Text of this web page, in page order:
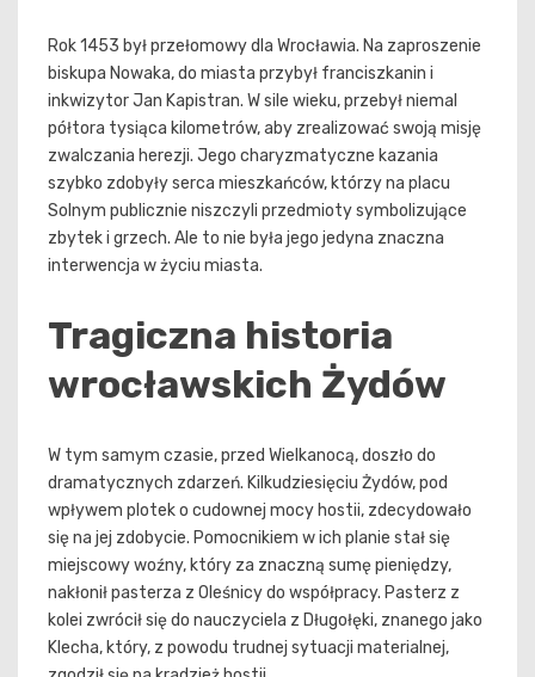
Rok 1453 był przełomowy dla Wrocławia. Na zaproszenie
biskupa Nowaka, do miasta przybył franciszkanin i
inkwizytor Jan Kapistran. W sile wieku, przebył niemal
półtora tysiąca kilometrów, aby zrealizować swoją misję
zwalczania herezji. Jego charyzmatyczne kazania
szybko zdobyły serca mieszkańców, którzy na placu
Solnym publicznie niszczyli przedmioty symbolizujące
zbytek i grzech. Ale to nie była jego jedyna znaczna
interwencja w życiu miasta.
Tragiczna historia
wrocławskich Żydów
W tym samym czasie, przed Wielkanocą, doszło do
dramatycznych zdarzeń. Kilkudziesięciu Żydów, pod
wpływem plotek o cudownej mocy hostii, zdecydowało
się na jej zdobycie. Pomocnikiem w ich planie stał się
miejscowy woźny, który za znaczną sumę pieniędzy,
nakłonił pasterza z Oleśnicy do współpracy. Pasterz z
kolei zwrócił się do nauczyciela z Długołęki, znanego jako
Klecha, który, z powodu trudnej sytuacji materialnej,